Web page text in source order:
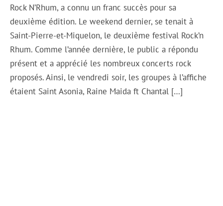
Rock N’Rhum, a connu un franc succès pour sa
deuxième édition. Le weekend dernier, se tenait à
Saint-Pierre-et-Miquelon, le deuxième festival Rock’n
Rhum. Comme l’année dernière, le public a répondu
présent et a apprécié les nombreux concerts rock
proposés. Ainsi, le vendredi soir, les groupes à l’affiche
étaient Saint Asonia, Raine Maida ft Chantal […]